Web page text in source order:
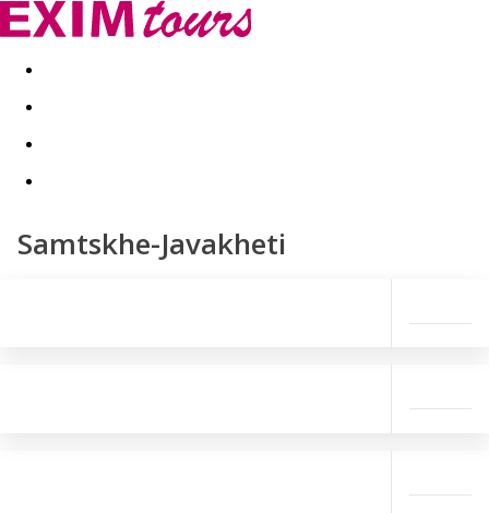
Akční nabídky Last minute
Samtskhe-Javakheti